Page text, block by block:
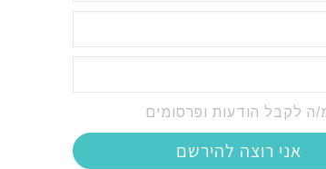
ה לקבל הודעות ופרסומים
אני רוצה להירשם